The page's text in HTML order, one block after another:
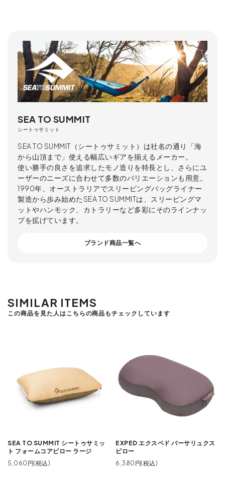
SEA TO SUMMIT
シートゥサミット
SEA TO SUMMIT（シートゥサミット）は社名の通り「海
から山頂まで」使える幅広いギアを揃えるメーカー。
使い勝手の良さを追求したモノ造りを特長とし、さらにユ
ーザーのニーズに合わせて多数のバリエーションも用意。
1990年、オーストラリアでスリーピングバッグライナー
製造から歩み始めたSEA TO SUMMITは、スリーピングマ
ットやハンモック、カトラリーなど多彩にそのラインナッ
プを拡げています。
ブランド商品一覧へ
SIMILAR ITEMS
この商品を見た人はこちらの商品もチェックしています
SEA TO SUMMIT シートゥサミッ
ト フォームコアピロー ラージ
5,060円(税込)
EXPED エクスペド バーサリュクス
ピロー
6,380円(税込)